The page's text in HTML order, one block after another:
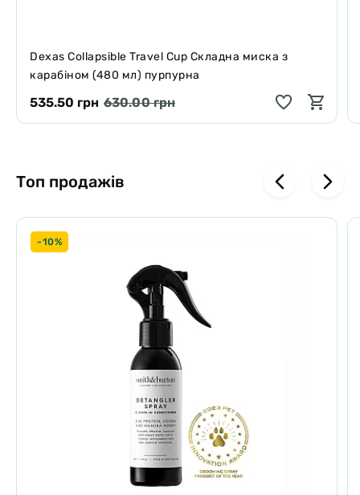
Dexas Collapsible Travel Cup Складна миска з
карабіном (480 мл) пурпурна
535.50 грн 630.00 грн
Топ продажів
-10%